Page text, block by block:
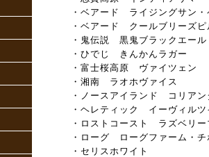
・ベアード ライジングサン・
・ベアード クールブリーズピ
・鬼伝説 黒鬼ブラックエール
・ひでじ きんかんラガー
・富士桜高原 ヴァイツェン
・湘南 ラオホヴァイス
・ノースアイランド コリアン
・ヘレティック イーヴィルツ
・ロストコースト ラズベリー
・ローグ ローグファーム・チ
・セリスホワイト